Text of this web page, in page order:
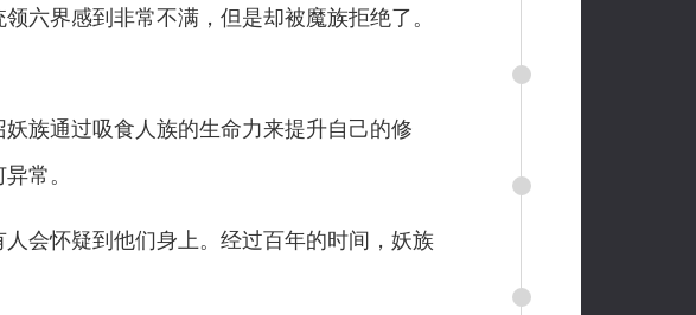
界感到非常不满，但是却被魔族拒绝了。
族通过吸食人族的生命力来提升自己的修
常。
会怀疑到他们身上。经过百年的时间，妖族